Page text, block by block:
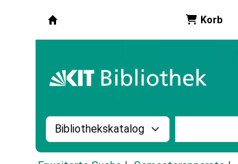
Korb
Suche im Katalog nach: